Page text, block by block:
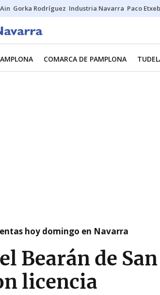
Gorka Rodríguez Industria Navarra Paco
COMARCA DE PAMPLONA
hoy domingo en Navarra
Bearán de San
licencia